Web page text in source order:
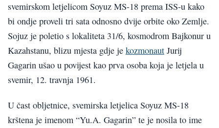
svemirskom letjelicom Soyuz MS-18 prema ISS-u kako
bi ondje proveli tri sata odnosno dvije orbite oko Zemlje.
Sojuz je poletio s lokaliteta 31/6, kosmodrom Bajkonur u
Kazahstanu, blizu mjesta gdje je kozmonaut Jurij
Gagarin ušao u povijest kao prva osoba koja je letjela u
svemir, 12. travnja 1961.
U čast obljetnice, svemirska letjelica Soyuz MS-18
krštena je imenom “Yu.A. Gagarin” te je nosila to ime